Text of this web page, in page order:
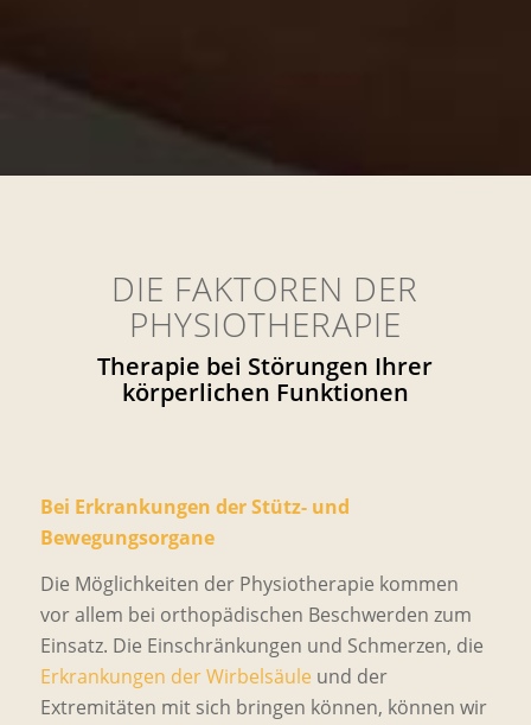
DIE FAKTOREN DER
PHYSIOTHERAPIE
Therapie bei Störungen Ihrer
körperlichen Funktionen
Bei Erkrankungen der Stütz- und
Bewegungsorgane
Die Möglichkeiten der Physiotherapie kommen
vor allem bei orthopädischen Beschwerden zum
Einsatz. Die Einschränkungen und Schmerzen, die
Erkrankungen der Wirbelsäule und der
Extremitäten mit sich bringen können, können wir